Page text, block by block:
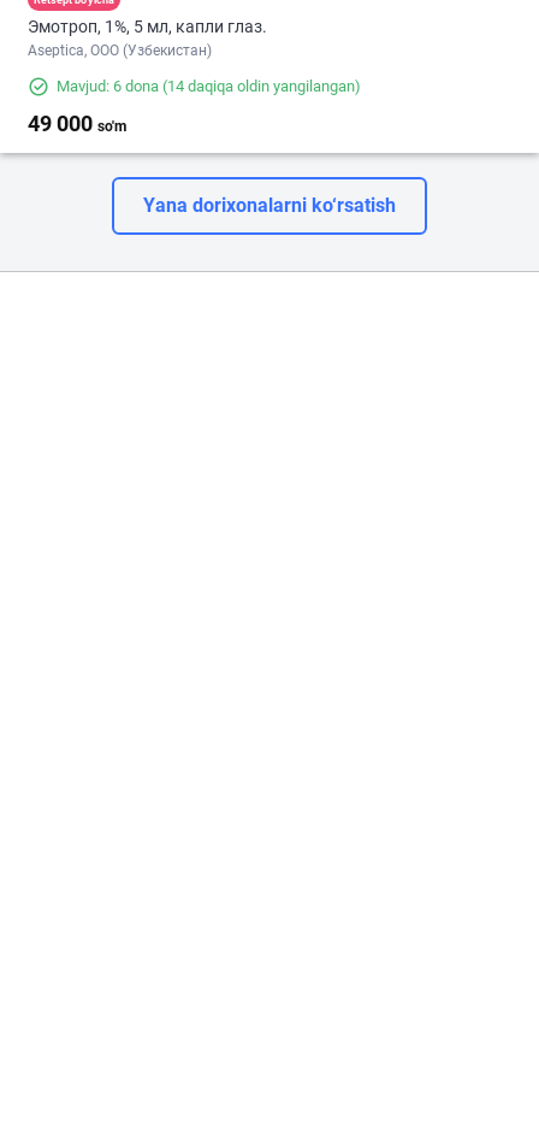
Эмотроп, 1%, 5 мл, капли глаз.
Aseptica, ООО (Узбекистан)
Mavjud: 6 dona (14 daqiqa oldin yangilangan)
49 000 so'm
Yana dorixonalarni ko‘rsatish